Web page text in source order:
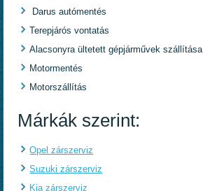
Darus autómentés
Terepjárós vontatás
Alacsonyra ültetett gépjárművek szállítása
Motormentés
Motorszállítás
Márkák szerint:
Opel zárszerviz
Suzuki zárszerviz
Kia zárszerviz